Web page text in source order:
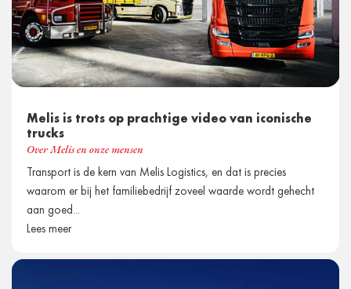
Melis is trots op prachtige video van iconische
trucks
Over Melis en onze mensen
Transport is de kern van Melis Logistics, en dat is precies
waarom er bij het familiebedrijf zoveel waarde wordt gehecht
aan goed...
Lees meer